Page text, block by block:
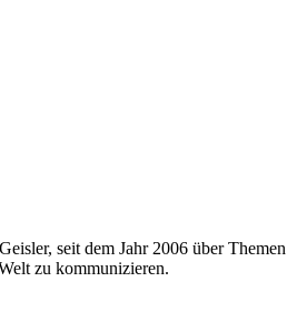
seit dem Jahr 2006 über
zu kommunizieren.